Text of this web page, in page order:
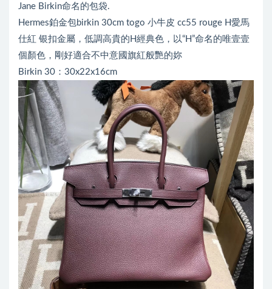
Jane Birkin命名的包袋.
Hermes鉑金包birkin 30cm togo 小牛皮 cc55 rouge H愛馬
仕紅 银扣金屬，低調高貴的H經典色，以“H”命名的唯壹壹
個顏色，剛好適合不中意國旗紅般艷的妳
Birkin 30：30x22x16cm